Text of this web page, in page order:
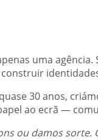
uma
30 anos,
ao ecrã —
ou damos sorte.